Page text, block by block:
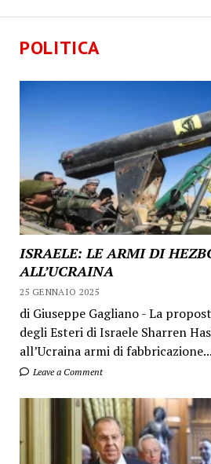
POLITICA
ISRAELE: LE ARMI DI
ALL’UCRAINA
25 GENNAIO 2025
di Giuseppe Gagliano - La
degli Esteri di Israele Sharren
all’Ucraina armi di fabbricazione...
Leave a Comment